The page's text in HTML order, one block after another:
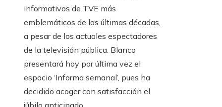
informativos de TVE más
emblemáticos de las últimas décadas,
a pesar de los actuales espectadores
de la televisión pública. Blanco
presentará hoy por última vez el
espacio ‘Informa semanal’, pues ha
decidido acoger con satisfacción el
júbilo anticipado.